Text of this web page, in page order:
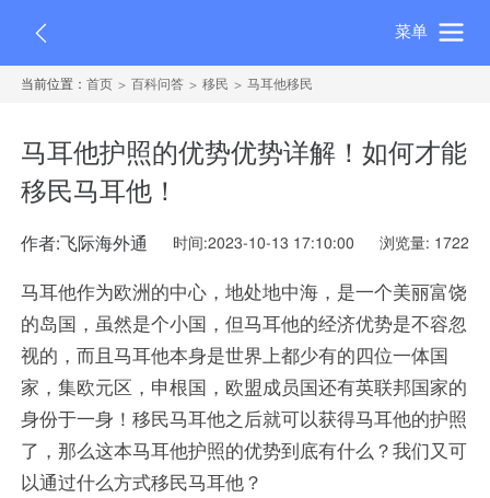
菜单
当前位置：首页 百科问答 移民 马耳他移民
马耳他护照的优势优势详解！如何才能
移民马耳他！
作者:飞际海外通 时间:2023-10-13 17:10:00 浏览量: 1722
马耳他作为欧洲的中心，地处地中海，是一个美丽富饶
的岛国，虽然是个小国，但马耳他的经济优势是不容忽
视的，而且马耳他本身是世界上都少有的四位一体国
家，集欧元区，申根国，欧盟成员国还有英联邦国家的
身份于一身！移民马耳他之后就可以获得马耳他的护照
了，那么这本马耳他护照的优势到底有什么？我们又可
以通过什么方式移民马耳他？